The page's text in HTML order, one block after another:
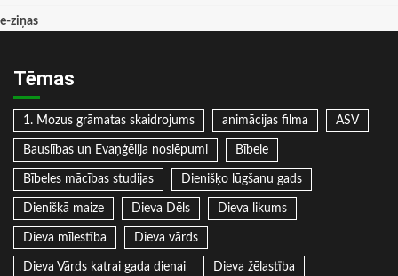
e-ziņas
Tēmas
1. Mozus grāmatas skaidrojums animācijas filma ASV
Bauslības un Evaņģēlija noslēpumi Bībele
Bībeles mācības studijas Dienišķo lūgšanu gads
Dienišķā maize Dieva Dēls Dieva likums
Dieva mīlestība Dieva vārds
Dieva Vārds katrai gada dienai Dieva žēlastība